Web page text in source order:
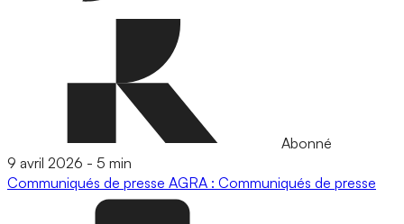
Abonné
9 avril 2026 - 5 min
Communiqués de presse AGRA : Communiqués de presse